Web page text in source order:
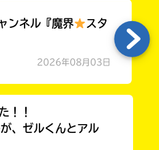
ンネル『魔界
スタ
2026年08月03日
！！
、ゼルくんとアル